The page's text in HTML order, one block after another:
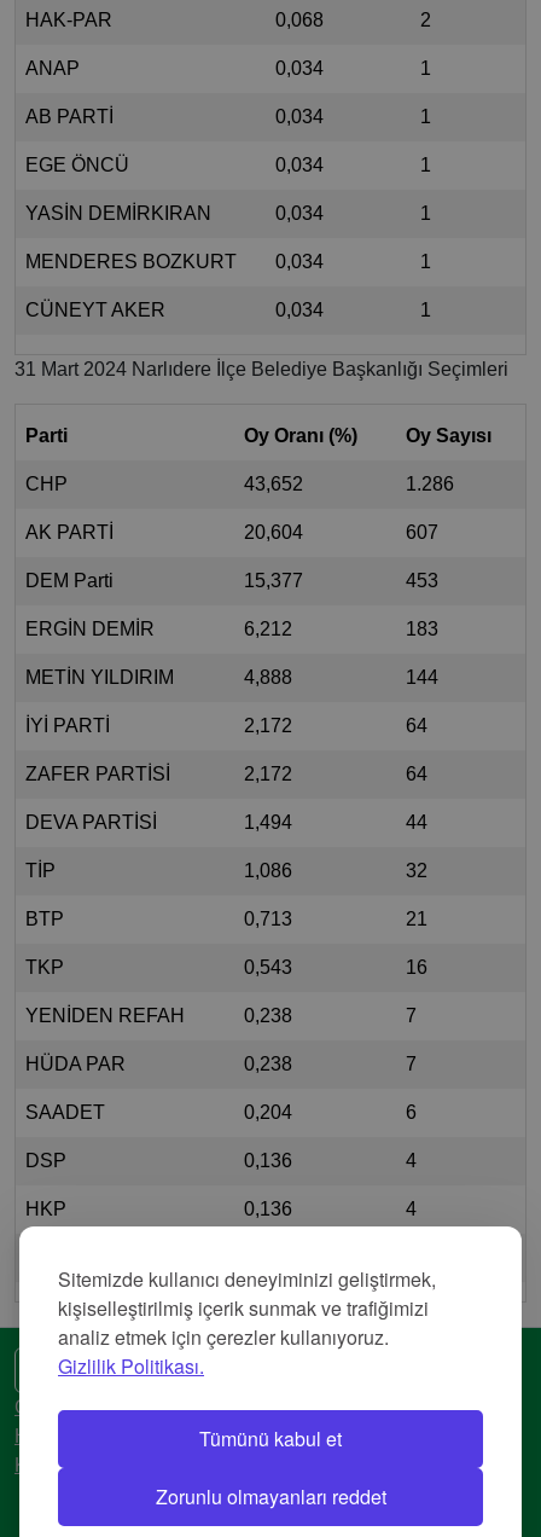
Sitemizde kullanıcı deneyiminizi geliştirmek,
kişiselleştirilmiş içerik sunmak ve trafiğimizi
analiz etmek için çerezler kullanıyoruz.
Gizlilik Politikası.
Tümünü kabul et
Zorunlu olmayanları reddet
HAK-PAR 0,068 2
ANAP 0,034 1
AB PARTİ 0,034 1
EGE ÖNCÜ 0,034 1
YASİN DEMİRKIRAN 0,034 1
MENDERES BOZKURT 0,034 1
CÜNEYT AKER 0,034 1
31 Mart 2024 Narlıdere İlçe Belediye Başkanlığı Seçimleri
Parti Oy Oranı (%) Oy Sayısı
CHP 43,652 1.286
AK PARTİ 20,604 607
DEM Parti 15,377 453
ERGİN DEMİR 6,212 183
METİN YILDIRIM 4,888 144
İYİ PARTİ 2,172 64
ZAFER PARTİSİ 2,172 64
DEVA PARTİSİ 1,494 44
TİP 1,086 32
BTP 0,713 21
TKP 0,543 16
YENİDEN REFAH 0,238 7
HÜDA PAR 0,238 7
SAADET 0,204 6
DSP 0,136 4
HKP 0,136 4
🌍 Başka bir dil
Gizlilik Politikası
Hizmet Şartları
Künye
© 2018-2026 AtlasBig.com